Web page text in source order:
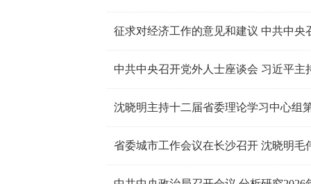
中共中央召开党外人士座谈会 习近平主
沈晓明主持十二届省委理论学习中心组
省委城市工作会议在长沙召开 沈晓明毛